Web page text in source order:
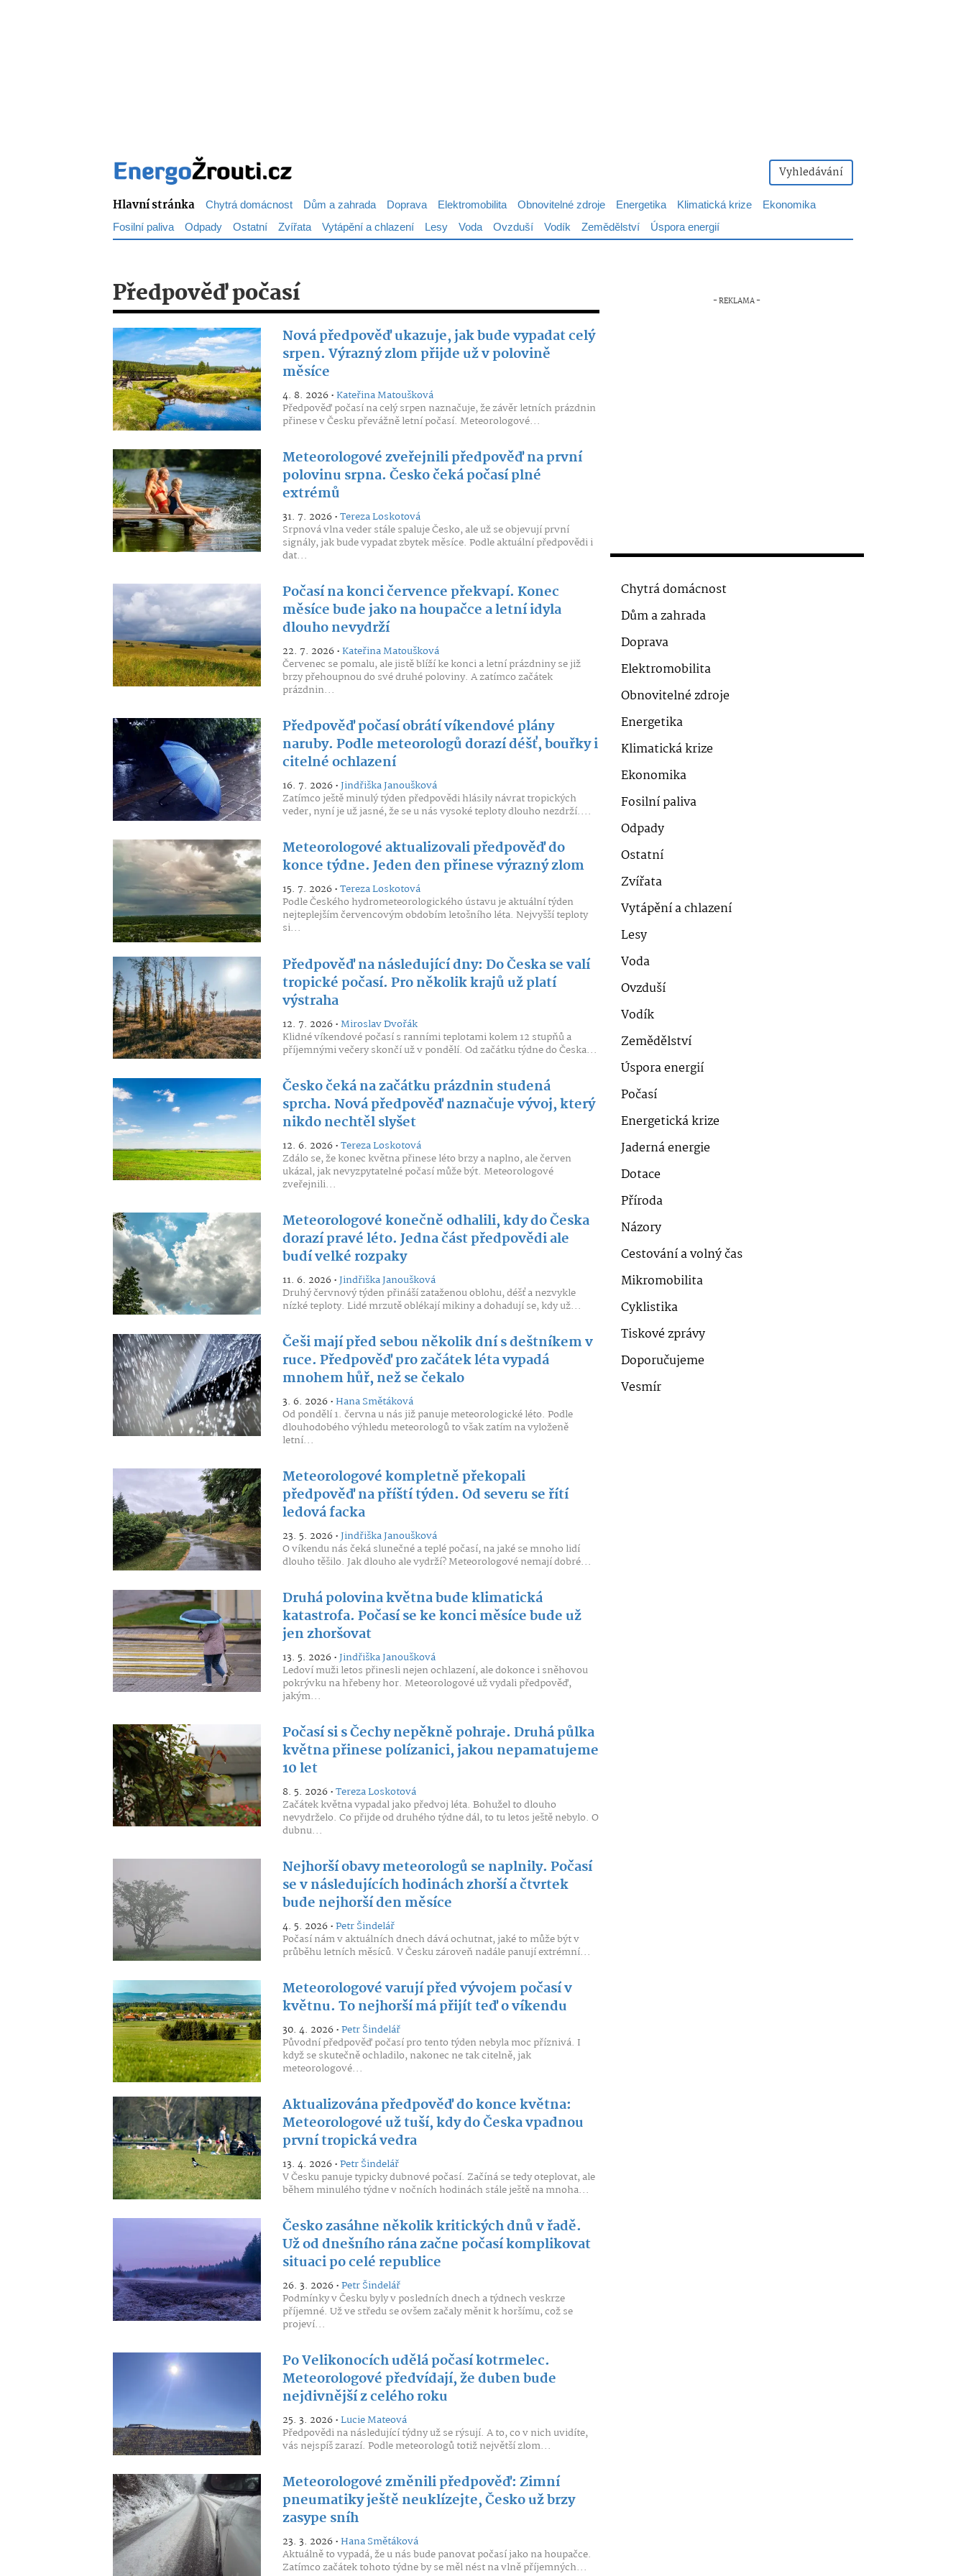
Vyhledávání
Hlavní stránka Chytrá domácnost Dům a zahrada Doprava Elektromobilita Obnovitelné zdroje Energetika Klimatická krize
Ekonomika
Fosilní paliva Odpady Ostatní Zvířata Vytápění a chlazení Lesy Voda Ovzduší Vodík Zemědělství Úspora energií
Předpověď počasí
Nová předpověď ukazuje, jak bude vypadat celý
srpen. Výrazný zlom přijde už v polovině
měsíce
4. 8. 2026 •Kateřina Matoušková
Předpověď počasí na celý srpen naznačuje, že závěr letních prázdnin
přinese v Česku převážně letní počasí. Meteorologové...
Meteorologové zveřejnili předpověď na první
polovinu srpna. Česko čeká počasí plné
extrémů
31. 7. 2026 •Tereza Loskotová
Srpnová vlna veder stále spaluje Česko, ale už se objevují první
signály, jak bude vypadat zbytek měsíce. Podle aktuální předpovědi i
dat...
Počasí na konci července překvapí. Konec
měsíce bude jako na houpačce a letní idyla
dlouho nevydrží
22. 7. 2026 •Kateřina Matoušková
Červenec se pomalu, ale jistě blíží ke konci a letní prázdniny se již
brzy přehoupnou do své druhé poloviny. A zatímco začátek
prázdnin...
Předpověď počasí obrátí víkendové plány
naruby. Podle meteorologů dorazí déšť, bouřky i
citelné ochlazení
16. 7. 2026 •Jindřiška Janoušková
Zatímco ještě minulý týden předpovědi hlásily návrat tropických
veder, nyní je už jasné, že se u nás vysoké teploty dlouho nezdrží....
Meteorologové aktualizovali předpověď do
konce týdne. Jeden den přinese výrazný zlom
15. 7. 2026 •Tereza Loskotová
Podle Českého hydrometeorologického ústavu je aktuální týden
nejteplejším červencovým obdobím letošního léta. Nejvyšší teploty
si...
Předpověď na následující dny: Do Česka se valí
tropické počasí. Pro několik krajů už platí
výstraha
12. 7. 2026 •Miroslav Dvořák
Klidné víkendové počasí s ranními teplotami kolem 12 stupňů a
příjemnými večery skončí už v pondělí. Od začátku týdne do Česka...
Česko čeká na začátku prázdnin studená
sprcha. Nová předpověď naznačuje vývoj, který
nikdo nechtěl slyšet
12. 6. 2026 •Tereza Loskotová
Zdálo se, že konec května přinese léto brzy a naplno, ale červen
ukázal, jak nevyzpytatelné počasí může být. Meteorologové
zveřejnili...
Meteorologové konečně odhalili, kdy do Česka
dorazí pravé léto. Jedna část předpovědi ale
budí velké rozpaky
11. 6. 2026 •Jindřiška Janoušková
Druhý červnový týden přináší zataženou oblohu, déšť a nezvykle
nízké teploty. Lidé mrzutě oblékají mikiny a dohadují se, kdy už...
Češi mají před sebou několik dní s deštníkem v
ruce. Předpověď pro začátek léta vypadá
mnohem hůř, než se čekalo
3. 6. 2026 •Hana Smětáková
Od pondělí 1. června u nás již panuje meteorologické léto. Podle
dlouhodobého výhledu meteorologů to však zatím na vyloženě
letní...
Meteorologové kompletně překopali
předpověď na příští týden. Od severu se řítí
ledová facka
23. 5. 2026 •Jindřiška Janoušková
O víkendu nás čeká slunečné a teplé počasí, na jaké se mnoho lidí
dlouho těšilo. Jak dlouho ale vydrží? Meteorologové nemají dobré...
Druhá polovina května bude klimatická
katastrofa. Počasí se ke konci měsíce bude už
jen zhoršovat
13. 5. 2026 •Jindřiška Janoušková
Ledoví muži letos přinesli nejen ochlazení, ale dokonce i sněhovou
pokrývku na hřebeny hor. Meteorologové už vydali předpověď,
jakým...
Počasí si s Čechy nepěkně pohraje. Druhá půlka
května přinese polízanici, jakou nepamatujeme
10 let
8. 5. 2026 •Tereza Loskotová
Začátek května vypadal jako předvoj léta. Bohužel to dlouho
nevydrželo. Co přijde od druhého týdne dál, to tu letos ještě nebylo. O
dubnu...
Nejhorší obavy meteorologů se naplnily. Počasí
se v následujících hodinách zhorší a čtvrtek
bude nejhorší den měsíce
4. 5. 2026 •Petr Šindelář
Počasí nám v aktuálních dnech dává ochutnat, jaké to může být v
průběhu letních měsíců. V Česku zároveň nadále panují extrémní...
Meteorologové varují před vývojem počasí v
květnu. To nejhorší má přijít teď o víkendu
30. 4. 2026 •Petr Šindelář
Původní předpověď počasí pro tento týden nebyla moc příznivá. I
když se skutečně ochladilo, nakonec ne tak citelně, jak
meteorologové...
Aktualizována předpověď do konce května:
Meteorologové už tuší, kdy do Česka vpadnou
první tropická vedra
13. 4. 2026 •Petr Šindelář
V Česku panuje typicky dubnové počasí. Začíná se tedy oteplovat, ale
během minulého týdne v nočních hodinách stále ještě na mnoha...
Česko zasáhne několik kritických dnů v řadě.
Už od dnešního rána začne počasí komplikovat
situaci po celé republice
26. 3. 2026 •Petr Šindelář
Podmínky v Česku byly v posledních dnech a týdnech veskrze
příjemné. Už ve středu se ovšem začaly měnit k horšímu, což se
projeví...
Po Velikonocích udělá počasí kotrmelec.
Meteorologové předvídají, že duben bude
nejdivnější z celého roku
25. 3. 2026 •Lucie Mateová
Předpovědi na následující týdny už se rýsují. A to, co v nich uvidíte,
vás nejspíš zarazí. Podle meteorologů totiž největší zlom...
Meteorologové změnili předpověď: Zimní
pneumatiky ještě neuklízejte, Česko už brzy
zasype sníh
23. 3. 2026 •Hana Smětáková
Aktuálně to vypadá, že u nás bude panovat počasí jako na houpačce.
Zatímco začátek tohoto týdne by se měl nést na vlně příjemných...
Chytrá domácnost
Dům a zahrada
Doprava
Elektromobilita
Obnovitelné zdroje
Energetika
Klimatická krize
Ekonomika
Fosilní paliva
Odpady
Ostatní
Zvířata
Vytápění a chlazení
Lesy
Voda
Ovzduší
Vodík
Zemědělství
Úspora energií
Počasí
Energetická krize
Jaderná energie
Dotace
Příroda
Názory
Cestování a volný čas
Mikromobilita
Cyklistika
Tiskové zprávy
Doporučujeme
Vesmír